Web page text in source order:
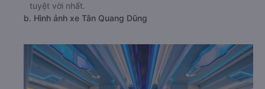
tuyệt vời nhất.
b. Hình ảnh xe Tân Quang Dũng